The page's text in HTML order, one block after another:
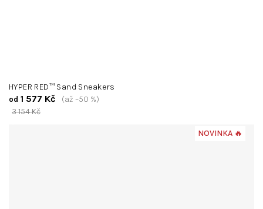
NOVINKA 🔥
HYPER RED™ Sand Sneakers
od 1 577 Kč
3 154 Kč
(až –50 %)